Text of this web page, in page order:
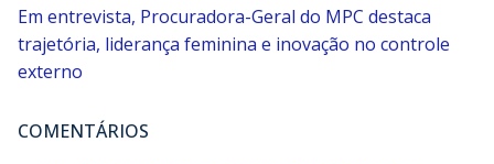
Em entrevista, Procuradora-Geral do MPC destaca
trajetória, liderança feminina e inovação no controle
externo
COMENTÁRIOS